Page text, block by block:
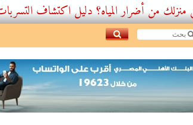
المياه؟ دليل اكتشاف التسربات وأفضل...